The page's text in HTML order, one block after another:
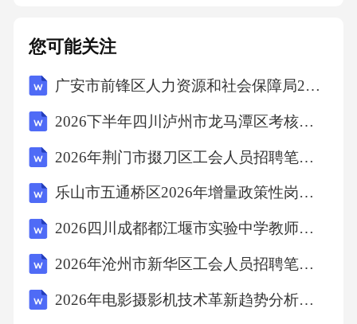
九、多媒体运营学习方案
9.1未来发展趋势
9.2行业标准对接
9.3国际化视野培养
您可能关注
广安市前锋区人力资源和社会保障局2026年政策性岗位招募（29人）考试备考试题及答案详解
2026下半年四川泸州市龙马潭区考核招聘事业单位人员3人笔试参考题库及答案详解
2026年荆门市掇刀区工会人员招聘笔试参考试题及答案详解
乐山市五通桥区2026年增量政策性岗位招募（50人）笔试备考试题及答案详解
2026四川成都都江堰市实验中学教师招聘20人考试参考题库及答案详解
2026年沧州市新华区工会人员招聘笔试参考试题及答案详解
2026年电影摄影机技术革新趋势分析报告